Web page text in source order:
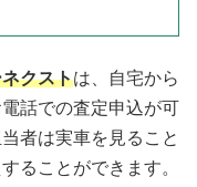
クストは、自宅から
話での査定申込が可
者は実車を見ること
ることができます。